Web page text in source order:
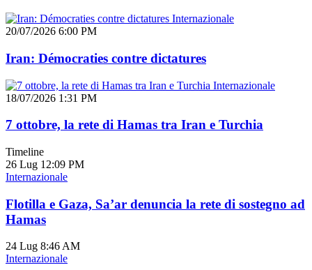
Internazionale
20/07/2026 6:00 PM
Iran: Démocraties contre dictatures
Internazionale
18/07/2026 1:31 PM
7 ottobre, la rete di Hamas tra Iran e Turchia
Timeline
26 Lug 12:09 PM
Internazionale
Flotilla e Gaza, Sa’ar denuncia la rete di sostegno ad
Hamas
24 Lug 8:46 AM
Internazionale